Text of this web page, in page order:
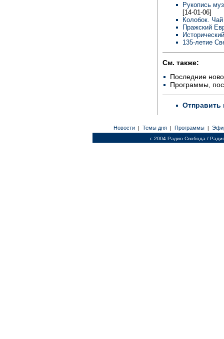
Рукопись
[14-01-06]
Колобок.
Пражский
135-летие
См. также:
Последние
Программы,
Отправить
Новости | Темы дня | Программы |
c 2004 Радио Свобода /